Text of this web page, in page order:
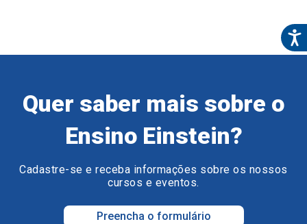
Quer saber mais sobre o
Ensino Einstein?
Cadastre-se e receba informações sobre os nossos
cursos e eventos.
Preencha o formulário